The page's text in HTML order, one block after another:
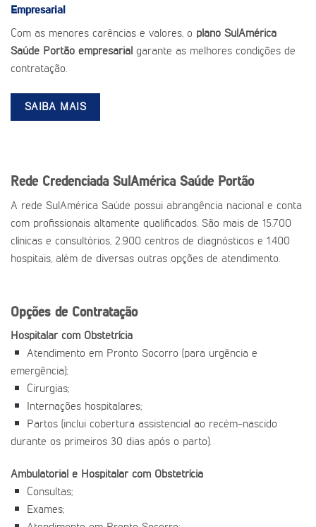
Empresarial
Com as menores carências e valores, o plano SulAmérica
Saúde Portão empresarial garante as melhores condições de
contratação.
SAIBA MAIS
Rede Credenciada SulAmérica Saúde Portão
A rede SulAmérica Saúde possui abrangência nacional e conta
com profissionais altamente qualificados. São mais de 15.700
clínicas e consultórios, 2.900 centros de diagnósticos e 1.400
hospitais, além de diversas outras opções de atendimento.
Opções de Contratação
Hospitalar com Obstetrícia
Atendimento em Pronto Socorro (para urgência e
emergência);
Cirurgias;
Internações hospitalares;
Partos (inclui cobertura assistencial ao recém-nascido
durante os primeiros 30 dias após o parto).
Ambulatorial e Hospitalar com Obstetrícia
Consultas;
Exames;